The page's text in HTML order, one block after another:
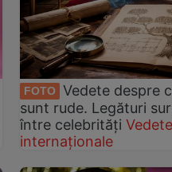
FOTO
Vedete despre
sunt rude. Legături
între celebrități Vedete
internaționale